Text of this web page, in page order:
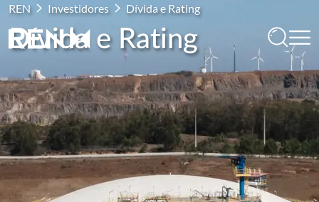
REN Investidores Dívida e Rating
Dívida e Rating